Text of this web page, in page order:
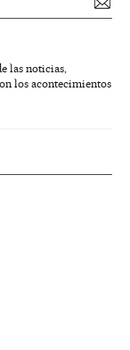
las noticias,
los acontecimientos